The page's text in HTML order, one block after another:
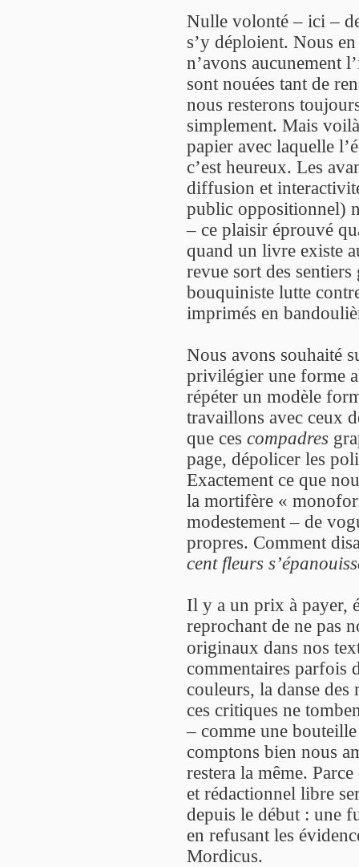
Nulle volonté – ici –
s’y déploient. Nous
n’avons aucunement
sont nouées tant de
nous resterons
simplement. Mais
papier avec laquelle
c’est heureux. Les
diffusion et
public oppositionnel)
– ce plaisir éprouvé
quand un livre existe
revue sort des
bouquiniste lutte
imprimés en
Nous avons souhaité
privilégier une forme
répéter un modèle
travaillons avec ceux
que ces compadres
page, dépolicer les
Exactement ce que
la mortifère «
modestement – de
propres. Comment
cent fleurs
Il y a un prix à payer,
reprochant de ne pas
originaux dans nos
commentaires parfois
couleurs, la danse
ces critiques ne
– comme une
comptons bien nous
restera la même.
et rédactionnel libre
depuis le début : une
en refusant les
Mordicus.